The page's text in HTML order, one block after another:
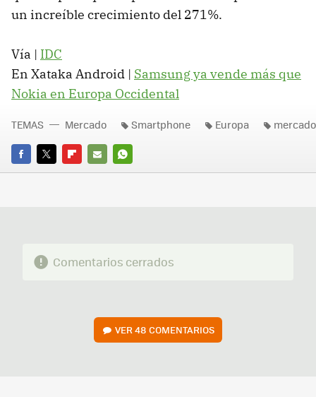
un increíble crecimiento del 271%.
Vía | IDC
En Xataka Android | Samsung ya vende más que
Nokia en Europa Occidental
FACEBOOK
TWITTERFLIPBOARD
E-
WHATSAPP
TEMAS Mercado Smartphone Europa mercado
Comentarios cerrados
VER48 COMENTARIOS